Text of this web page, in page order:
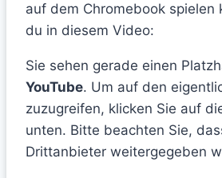
auf dem Chromebook spielen
du in diesem Video:
Sie sehen gerade einen
YouTube. Um auf den
zuzugreifen, klicken Sie auf
unten. Bitte beachten Sie,
Drittanbieter weitergegeben